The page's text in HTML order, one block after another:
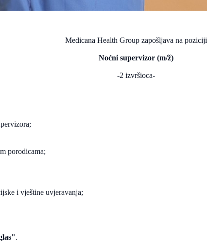
Medicana Health Group zapošljava na poziciji
Noćni supervizor (m/ž)
-2 izvršioca-
porodicama;
i vještine uvjeravanja;
.